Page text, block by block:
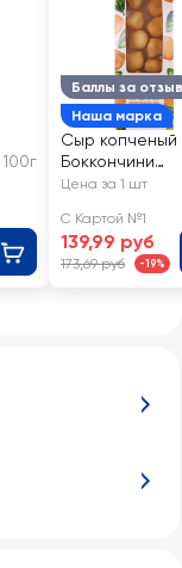
100г
Баллы за отзыв
Наша марка
Сыр копченый
Боккончини
40%, без змж,
Цена за 1 шт
С Картой №1
139,99 руб
173,69 руб -19%